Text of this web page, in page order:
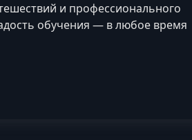
и профессионального
обучения — в любое время